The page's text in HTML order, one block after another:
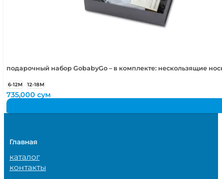
подарочный набор GobabyGo – в комплекте: нескользящие
6-12М 12-18М
735,000сум
Главная
каталог
контакты